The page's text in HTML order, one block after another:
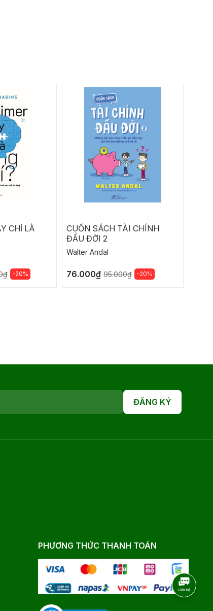
CHỈ LÀ
-20%
CUỐN SÁCH TÀI CHÍNH
ĐẦU ĐỜI 2
Walter Andal
76.000₫ 95.000₫ -20%
ĐĂNG KÝ
PHƯƠNG THỨC THANH TOÁN